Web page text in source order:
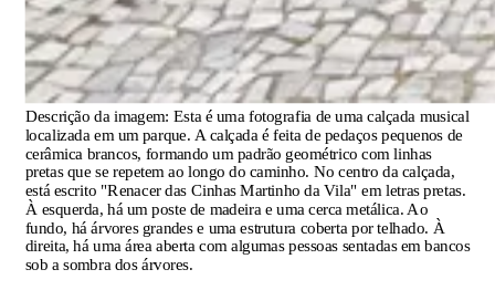
Descrição da imagem: Esta é uma fotografia de uma calçada musical
localizada em um parque. A calçada é feita de pedaços pequenos de
cerâmica brancos, formando um padrão geométrico com linhas
pretas que se repetem ao longo do caminho. No centro da calçada,
está escrito "Renacer das Cinhas Martinho da Vila" em letras pretas.
À esquerda, há um poste de madeira e uma cerca metálica. Ao
fundo, há árvores grandes e uma estrutura coberta por telhado. À
direita, há uma área aberta com algumas pessoas sentadas em bancos
sob a sombra dos árvores.